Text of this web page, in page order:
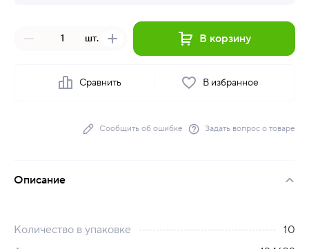
шт. В корзину
Сравнить В избранное
Сообщить об ошибке Задать вопрос о товаре
Описание
Количество в упаковке
10